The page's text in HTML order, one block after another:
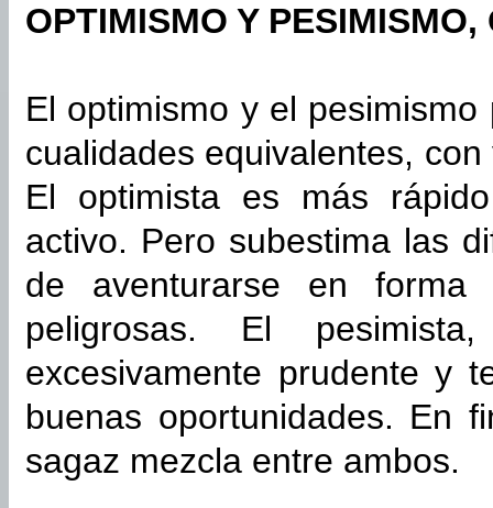
OPTIMISMO Y
El optimismo y el
cualidades equivalentes,
El optimista es más
activo. Pero subestima las
de aventurarse en forma
peligrosas. El
excesivamente prudente y
buenas oportunidades. En
sagaz mezcla entre ambos.